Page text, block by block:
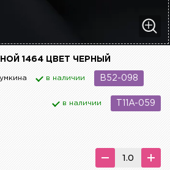
1464 ЦВЕТ ЧЕРНЫЙ
в наличии B52-098
в наличии T11A-059